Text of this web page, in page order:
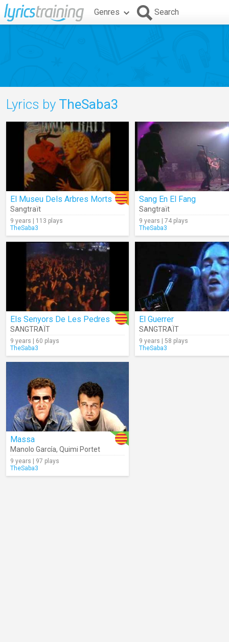
Genres Search
Lyrics by TheSaba3
El Museu Dels Arbres Morts
Sangtraït
9 years | 113 plays
TheSaba3
Sang En El Fang
Sangtraït
9 years | 74 plays
TheSaba3
Els Senyors De Les Pedres
SANGTRAÏT
9 years | 60 plays
TheSaba3
El Guerrer
SANGTRAÏT
9 years | 58 plays
TheSaba3
Massa
Manolo García, Quimi Portet
9 years | 97 plays
TheSaba3